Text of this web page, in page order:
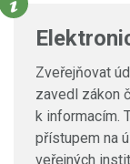
Zveřejňovat
zavedl zákon
k informacím.
přístupem na
veřejných